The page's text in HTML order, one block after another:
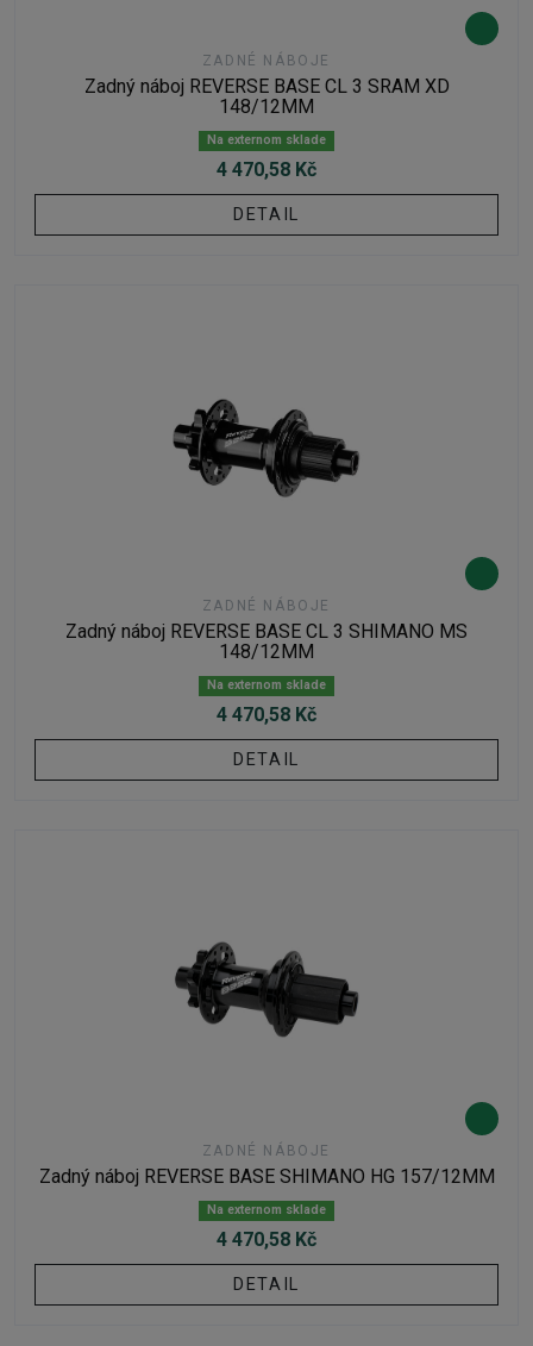
ZADNÉ NÁBOJE
Zadný náboj REVERSE BASE CL 3 SRAM XD
148/12MM
Na externom sklade
4 470,58 Kč
DETAIL
ZADNÉ NÁBOJE
Zadný náboj REVERSE BASE CL 3 SHIMANO MS
148/12MM
Na externom sklade
4 470,58 Kč
DETAIL
ZADNÉ NÁBOJE
Zadný náboj REVERSE BASE SHIMANO HG 157/12MM
Na externom sklade
4 470,58 Kč
DETAIL